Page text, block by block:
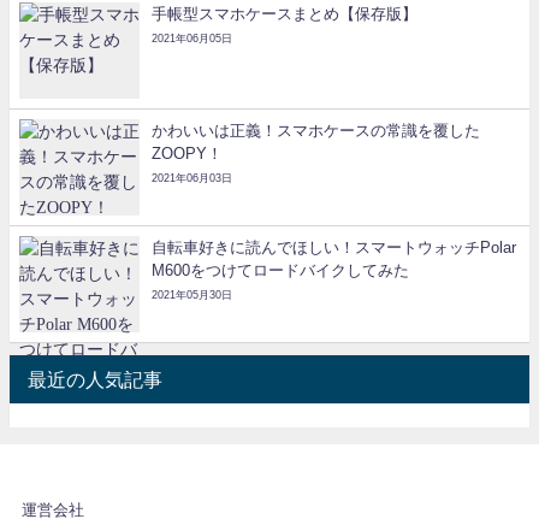
手帳型スマホケースまとめ【保存版】
2021年06月05日
かわいいは正義！スマホケースの常識を覆した
ZOOPY！
2021年06月03日
自転車好きに読んでほしい！スマートウォッチPolar
M600をつけてロードバイクしてみた
2021年05月30日
最近の人気記事
運営会社